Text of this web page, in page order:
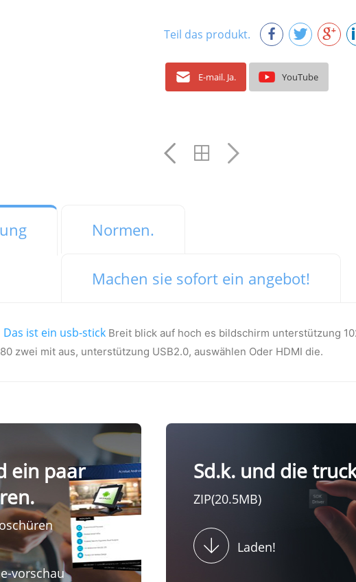
Teil das produkt.
E-mail. Ja. YouTube
Normen.
Machen sie sofort ein angebot!
Das ist ein usb-stick Breit blick auf hoch es bildschirm unterstützung
zwei mit aus, unterstützung USB2.0, auswählen Oder HDMI die.
ein paar
vorschau
Sd.k. und die
ZIP(20.5MB)
Laden!